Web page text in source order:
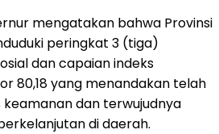
mengatakan bahwa Provinsi
peringkat 3 (tiga)
dan capaian indeks
80,18 yang menandakan telah
dan terwujudnya
di daerah.